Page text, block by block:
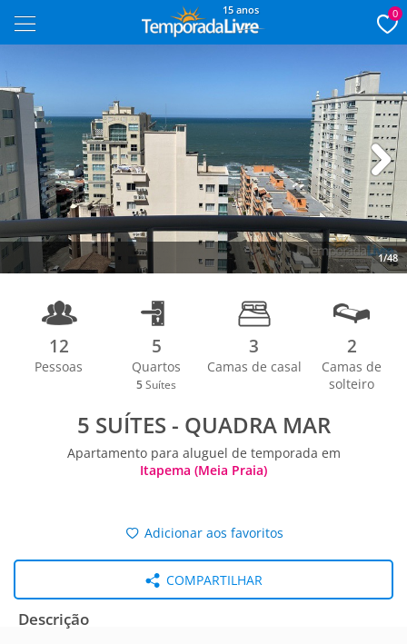
15 anos 0
1/48
Next
12
Pessoas
5
Quartos
5 Suítes
3
Camas de casal
2
Camas de
solteiro
5 SUÍTES - QUADRA MAR
Apartamento para aluguel de temporada em
Itapema (Meia Praia)
Adicionar aos favoritos
COMPARTILHAR
Descrição